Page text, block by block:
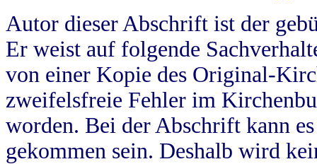
Autor dieser Abschrift ist der
Er weist auf folgende
von einer Kopie des Original-
zweifelsfreie Fehler im
worden. Bei der Abschrift kann
gekommen sein. Deshalb wird